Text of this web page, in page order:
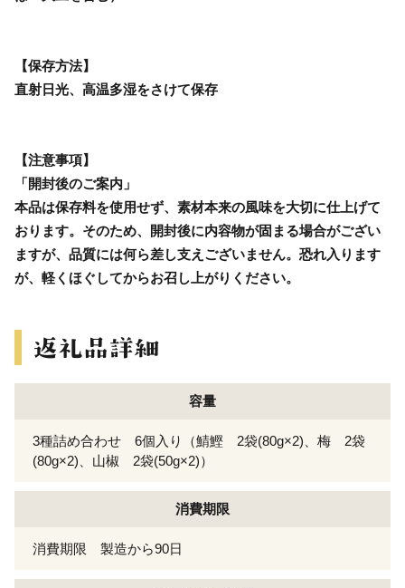
【保存方法】
直射日光、高温多湿をさけて保存
【注意事項】
「開封後のご案内」
本品は保存料を使用せず、素材本来の風味を大切に仕上げて
おります。そのため、開封後に内容物が固まる場合がござい
ますが、品質には何ら差し支えございません。恐れ入ります
が、軽くほぐしてからお召し上がりください。
容量
3種詰め合わせ 6個入り（鯖鰹 2袋(80g×2)、梅 2袋
(80g×2)、山椒 2袋(50g×2)）
消費期限
消費期限 製造から90日